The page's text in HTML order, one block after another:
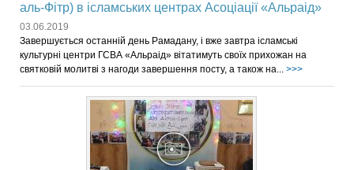
аль-Фітр) в ісламських центрах Асоціації «Альраід»
03.06.2019
Завершується останній день Рамадану, і вже завтра ісламські
культурні центри ГСВА «Альраід» вітатимуть своїх прихожан на
святковій молитві з нагоди завершення посту, а також на... >>>